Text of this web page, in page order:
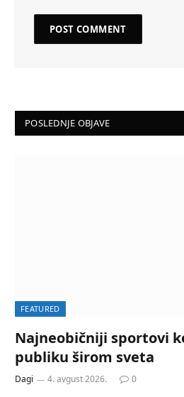
POSLEDNJE OBJAVE
FEATURED
Najneobičniji sportovi
publiku širom sveta
Dagi 4. avgust 2026. 0